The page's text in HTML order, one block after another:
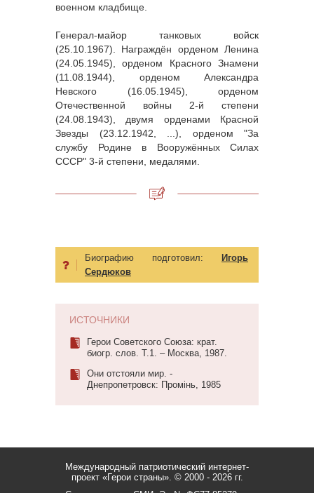
военном кладбище.
Генерал-майор танковых войск
(25.10.1967). Награждён орденом Ленина
(24.05.1945), орденом Красного Знамени
(11.08.1944), орденом Александра
Невского (16.05.1945), орденом
Отечественной войны 2-й степени
(24.08.1943), двумя орденами Красной
Звезды (23.12.1942, ...), орденом "За
службу Родине в Вооружённых Силах
СССР" 3-й степени, медалями.
Биографию подготовил:
Игорь
Сердюков
ИСТОЧНИКИ
Герои Советского Союза: крат.
биогр. слов. Т.1. – Москва, 1987.
Они отстояли мир. -
Днепропетровск: Промiнь, 1985
Международный патриотический интернет-
проект «Герои страны». © 2000 - 2026 гг.